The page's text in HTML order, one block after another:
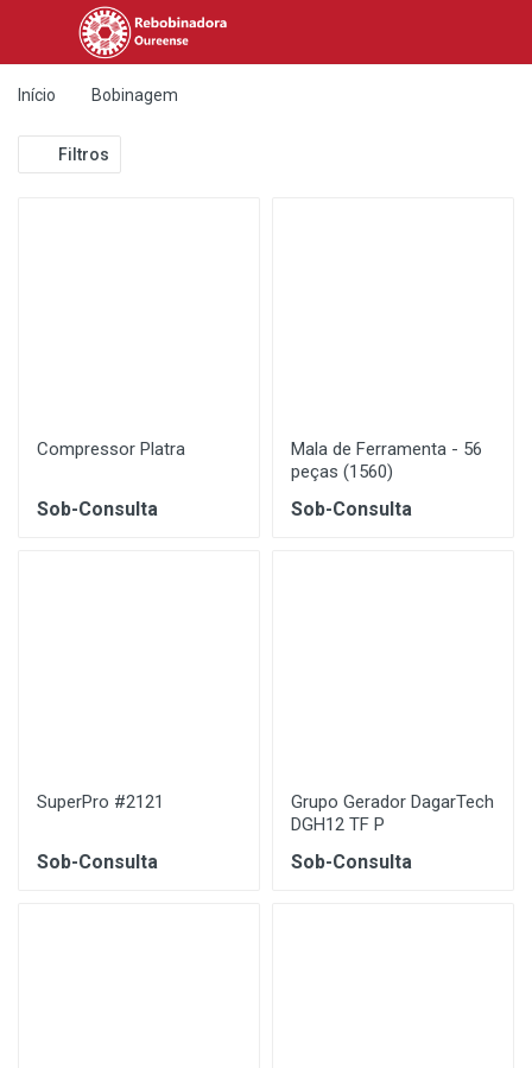
Início Bobinagem
Filtros
Compressor Platra
Sob-Consulta
Mala de Ferramenta - 56
peças (1560)
Sob-Consulta
SuperPro #2121
Sob-Consulta
Grupo Gerador DagarTech
DGH12 TF P
Sob-Consulta